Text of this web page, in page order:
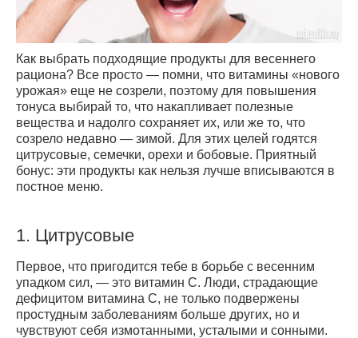
Как выбрать подходящие продукты для весеннего
рациона? Все просто — помни, что витамины «нового
урожая» еще не созрели, поэтому для повышения
тонуса выбирай то, что накапливает полезные
вещества и надолго сохраняет их, или же то, что
созрело недавно — зимой. Для этих целей годятся
цитрусовые, семечки, орехи и бобовые. Приятный
бонус: эти продукты как нельзя лучше вписываются в
постное меню.
1. Цитрусовые
Первое, что пригодится тебе в борьбе с весенним
упадком сил, — это витамин C. Люди, страдающие
дефицитом витамина С, не только подвержены
простудным заболеваниям больше других, но и
чувствуют себя измотанными, усталыми и сонными.